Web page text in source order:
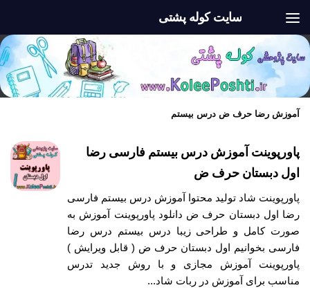
سایت کوله پشتی
آموزش رضا حرف ض درس بیستم
پاورپوینت آموزش درس بیستم فارسی رضا
اول دبستان حرف ض
پاورپوینت شاد تولید محتوا آموزش درس بیستم فارسی
رضا اول دبستان حرف ض دانلود پاورپوینت آموزش به
صورت کامل و طراحی زیبا درس بیستم درس رضا
فارسی بخوانیم اول دبستان حرف ض ( قابل ویرایش )
پاورپوینت آموزش مجازی و با روش جدید تدرس
مناسب برای آموزش در ربات شاد...